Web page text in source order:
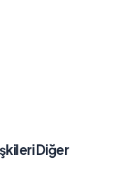
Diğer